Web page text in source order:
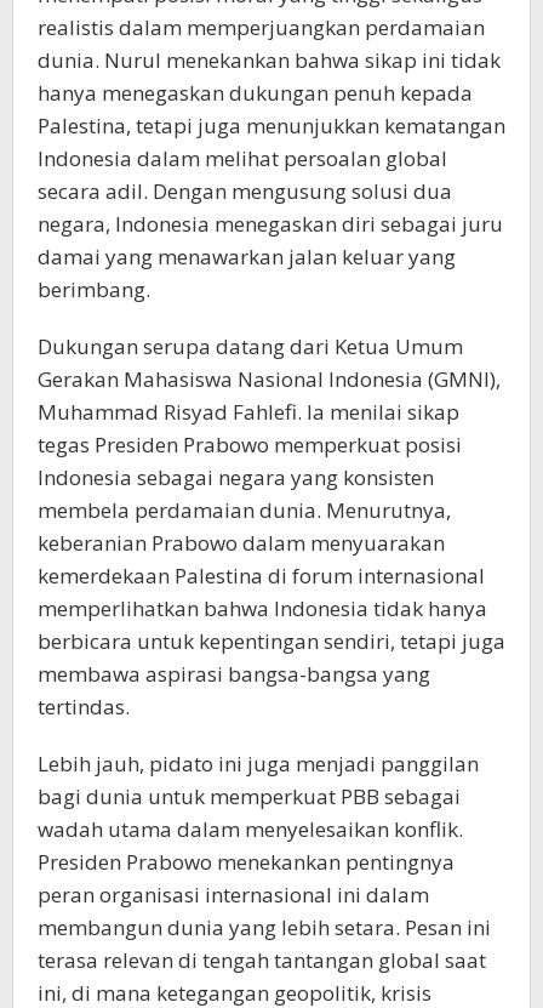
realistis dalam memperjuangkan perdamaian
dunia. Nurul menekankan bahwa sikap ini tidak
hanya menegaskan dukungan penuh kepada
Palestina, tetapi juga menunjukkan kematangan
Indonesia dalam melihat persoalan global
secara adil. Dengan mengusung solusi dua
negara, Indonesia menegaskan diri sebagai juru
damai yang menawarkan jalan keluar yang
berimbang.
Dukungan serupa datang dari Ketua Umum
Gerakan Mahasiswa Nasional Indonesia (GMNI),
Muhammad Risyad Fahlefi. Ia menilai sikap
tegas Presiden Prabowo memperkuat posisi
Indonesia sebagai negara yang konsisten
membela perdamaian dunia. Menurutnya,
keberanian Prabowo dalam menyuarakan
kemerdekaan Palestina di forum internasional
memperlihatkan bahwa Indonesia tidak hanya
berbicara untuk kepentingan sendiri, tetapi juga
membawa aspirasi bangsa-bangsa yang
tertindas.
Lebih jauh, pidato ini juga menjadi panggilan
bagi dunia untuk memperkuat PBB sebagai
wadah utama dalam menyelesaikan konflik.
Presiden Prabowo menekankan pentingnya
peran organisasi internasional ini dalam
membangun dunia yang lebih setara. Pesan ini
terasa relevan di tengah tantangan global saat
ini, di mana ketegangan geopolitik, krisis